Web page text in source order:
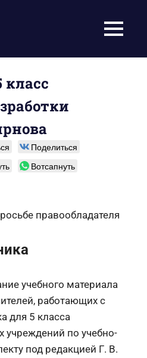
МЕНЮ
Поделиться
Вотсапнуть
правообладателя
учебного материала
работающих с
для 5 класса
учреждений по учебно-
под редакцией Г. В.